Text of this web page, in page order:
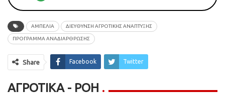
ΑΜΠΕΛΙΑ ΔΙΕΥΘΥΝΣΗ ΑΓΡΟΤΙΚΗΣ ΑΝΑΠΤΥΞΗΣ
ΠΡΟΓΡΑΜΜΑ ΑΝΑΔΙΑΡΘΡΩΣΗΣ
Share Facebook Twitter
ΑΓΡΟΤΙΚΆ - ΡΟΗ